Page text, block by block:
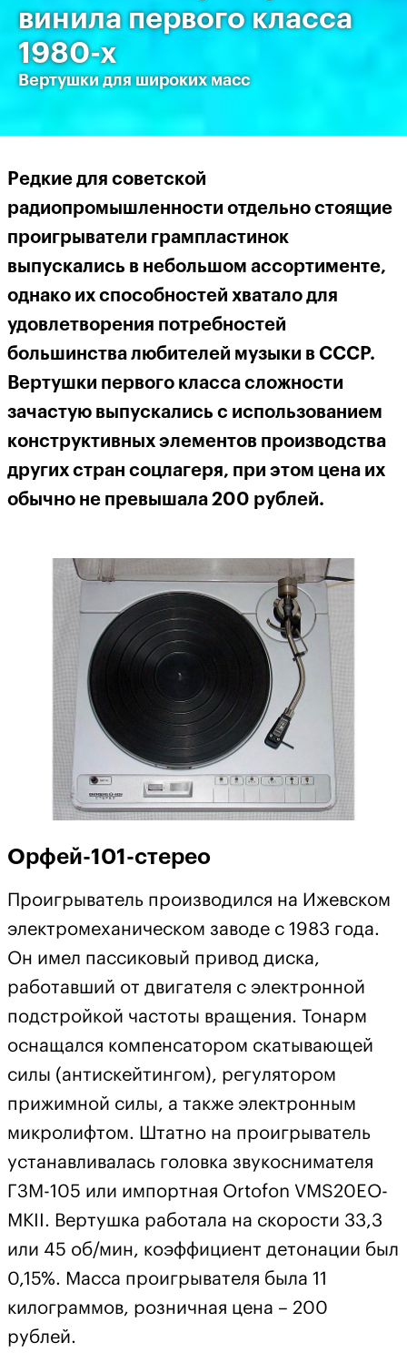
винила первого класса
1980-х
Вертушки для широких масс
Редкие для советской
радиопромышленности отдельно стоящие
проигрыватели грампластинок
выпускались в небольшом ассортименте,
однако их способностей хватало для
удовлетворения потребностей
большинства любителей музыки в СССР.
Вертушки первого класса сложности
зачастую выпускались с использованием
конструктивных элементов производства
других стран соцлагеря, при этом цена их
обычно не превышала 200 рублей.
Орфей-101-стерео
Проигрыватель производился на Ижевском
электромеханическом заводе с 1983 года.
Он имел пассиковый привод диска,
работавший от двигателя с электронной
подстройкой частоты вращения. Тонарм
оснащался компенсатором скатывающей
силы (антискейтингом), регулятором
прижимной силы, а также электронным
микролифтом. Штатно на проигрыватель
устанавливалась головка звукоснимателя
ГЗМ-105 или импортная Ortofon VMS20EO-
МКII. Вертушка работала на скорости 33,3
или 45 об/мин, коэффициент детонации был
0,15%. Масса проигрывателя была 11
килограммов, розничная цена – 200
рублей.